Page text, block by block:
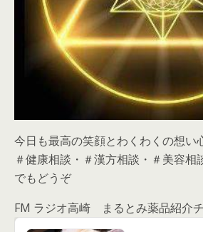
今日も最高の笑顔とわくわくの想い
＃健康相談・＃漢方相談・＃美容相
でもどうぞ
FM ラジオ高崎 まるとみ薬品紹介